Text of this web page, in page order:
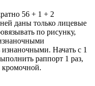
56 + 1 + 2
даны только лицевые
по рисунку,
Начать с 1
раппорт 1 раз,
кромочной.